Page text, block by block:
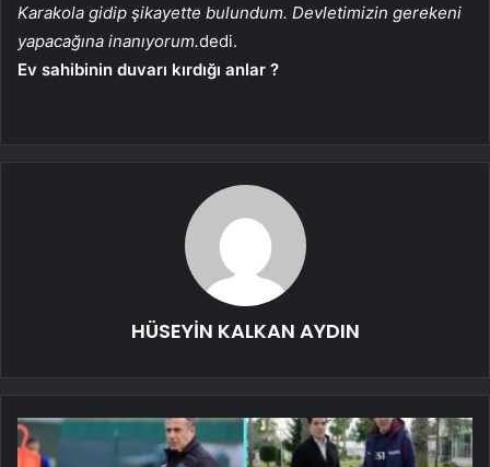
Karakola gidip şikayette bulundum. Devletimizin gerekeni
yapacağına inanıyorum.dedi.
Ev sahibinin duvarı kırdığı anlar ?
HÜSEYİN KALKAN AYDIN